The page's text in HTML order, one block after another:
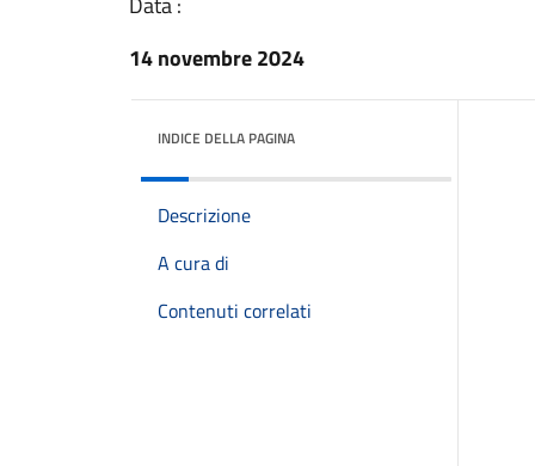
14 novembre 2024
INDICE DELLA PAGINA
Descrizione
A cura di
Contenuti correlati